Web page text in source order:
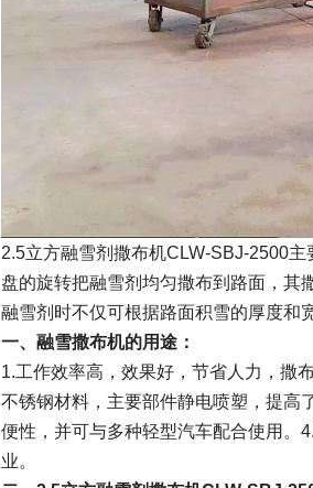
2.5立方融雪剂撒布机CLW-SBJ-2500
盘的旋转把融雪剂均匀撒布到路面，其
融雪剂时不仅可根据路面积雪的厚度和
一、融雪撒布机的用途：
1.工作效率高，效果好，节省人力，撒
不锈钢材料，主要部件静电喷塑，提高
便性，并可与多种轻型汽车配合使用。
业。